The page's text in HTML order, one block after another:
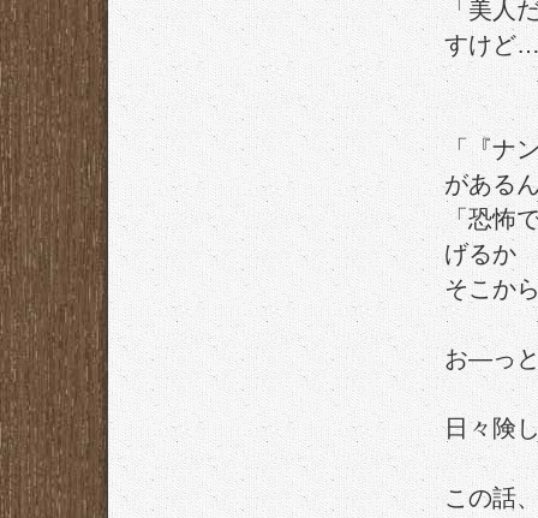
「美人
すけど
「『ナ
がある
「恐怖
げるか
そこか
お―っ
日々険
この話